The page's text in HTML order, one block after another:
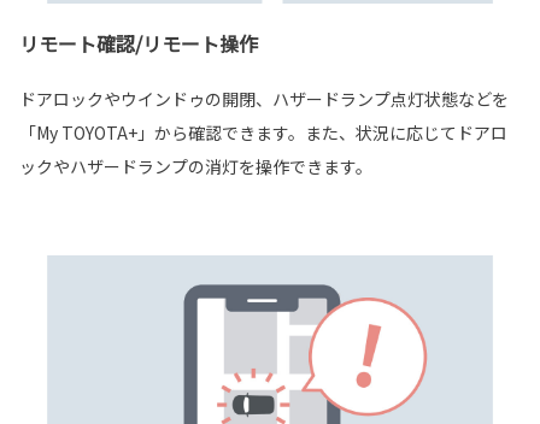
リモート確認/リモート操作
ドアロックやウインドゥの開閉、ハザードランプ点灯状態などを
「My TOYOTA+」から確認できます。また、状況に応じてドアロ
ックやハザードランプの消灯を操作できます。